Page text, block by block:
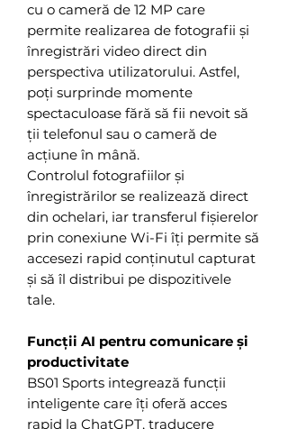
cu o cameră de 12 MP care
permite realizarea de fotografii și
înregistrări video direct din
perspectiva utilizatorului. Astfel,
poți surprinde momente
spectaculoase fără să fii nevoit să
ții telefonul sau o cameră de
acțiune în mână.
Controlul fotografiilor și
înregistrărilor se realizează direct
din ochelari, iar transferul fișierelor
prin conexiune Wi-Fi îți permite să
accesezi rapid conținutul capturat
și să îl distribui pe dispozitivele
tale.
Funcții AI pentru comunicare și
productivitate
BS01 Sports integrează funcții
inteligente care îți oferă acces
rapid la ChatGPT, traducere